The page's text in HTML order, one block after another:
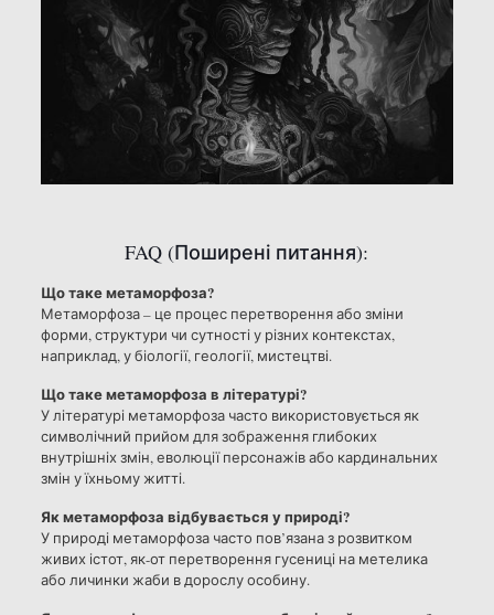
FAQ (Поширені питання):
Що таке метаморфоза?
Метаморфоза – це процес перетворення або зміни
форми, структури чи сутності у різних контекстах,
наприклад, у біології, геології, мистецтві.
Що таке метаморфоза в літературі?
У літературі метаморфоза часто використовується як
символічний прийом для зображення глибоких
внутрішніх змін, еволюції персонажів або кардинальних
змін у їхньому житті.
Як метаморфоза відбувається у природі?
У природі метаморфоза часто пов’язана з розвитком
живих істот, як-от перетворення гусениці на метелика
або личинки жаби в дорослу особину.